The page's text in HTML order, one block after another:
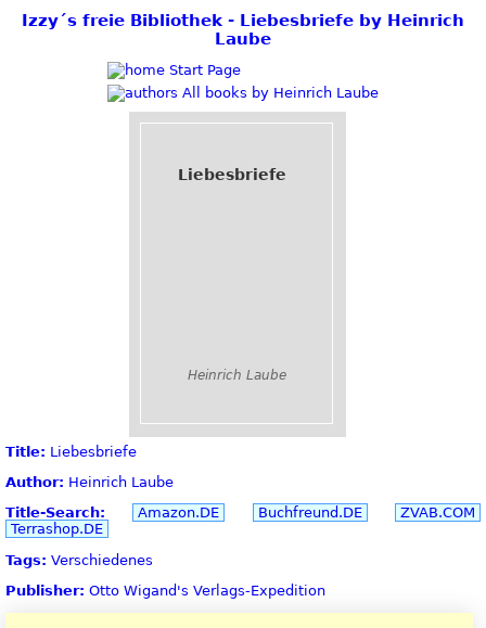
Izzy´s freie Bibliothek - Liebesbriefe by Heinrich
Laube
Start Page
All books by Heinrich Laube
Liebesbriefe
Heinrich Laube
Title: Liebesbriefe
Author: Heinrich Laube
Title-Search:
Amazon.DE Buchfreund.DE
ZVAB.COM
Terrashop.DE
Tags: Verschiedenes
Publisher: Otto Wigand's Verlags-Expedition